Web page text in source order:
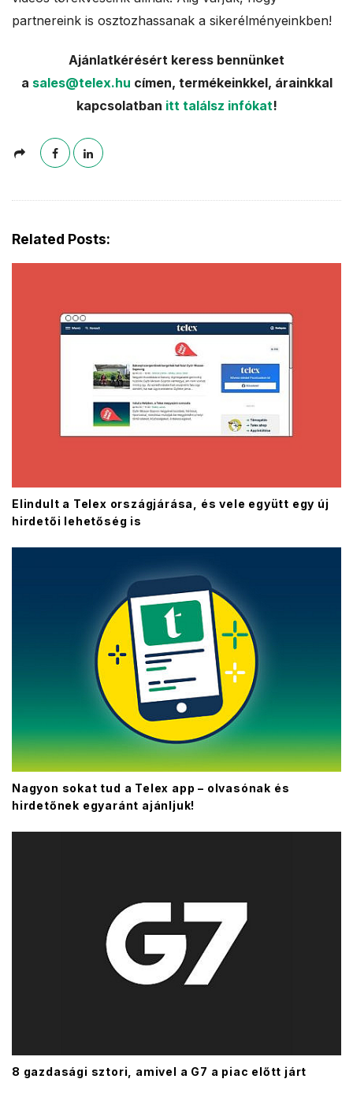
partnereink is osztozhassanak a sikerélményeinkben!
Ajánlatkérésért keress bennünket
a sales@telex.hu címen, termékeinkkel, árainkkal
kapcsolatban itt találsz infókat!
Related Posts:
Elindult a Telex országjárása, és vele együtt egy új
hirdetői lehetőség is
Nagyon sokat tud a Telex app – olvasónak és
hirdetőnek egyaránt ajánljuk!
8 gazdasági sztori, amivel a G7 a piac előtt járt